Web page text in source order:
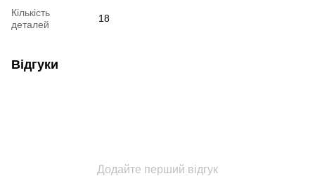
Кількість
деталей
18
Відгуки
Додайте перший відгук